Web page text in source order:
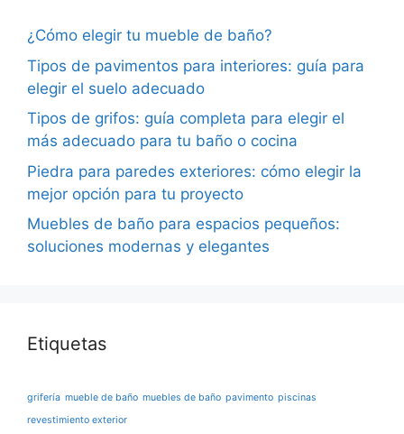
¿Cómo elegir tu mueble de baño?
Tipos de pavimentos para interiores: guía para
elegir el suelo adecuado
Tipos de grifos: guía completa para elegir el
más adecuado para tu baño o cocina
Piedra para paredes exteriores: cómo elegir la
mejor opción para tu proyecto
Muebles de baño para espacios pequeños:
soluciones modernas y elegantes
Etiquetas
grifería mueble de baño muebles de baño pavimento piscinas
revestimiento exterior